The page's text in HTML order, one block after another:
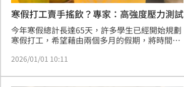
寒假打工賣手搖飲？專家：高強度壓力測試
今年寒假總計長達65天，許多學生已經開始規劃
寒假打工，希望藉由兩個多月的假期，將時間價
選擇工作時，更傾向「容易上手、不需太長培訓
搖飲店，正是最符合學生短期需求的選項。
2026/01/01 10:11